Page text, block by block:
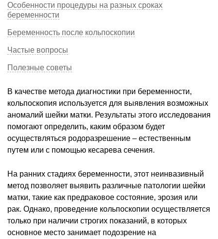
Особенности процедуры на разных сроках
беременности
Беременность после кольпоскопии
Частые вопросы
Полезные советы
В качестве метода диагностики при беременности,
кольпоскопия используется для выявления возможных
аномалий шейки матки. Результаты этого исследования
помогают определить, каким образом будет
осуществляться родоразрешение – естественным
путем или с помощью кесарева сечения.
На ранних стадиях беременности, этот неинвазивный
метод позволяет выявить различные патологии шейки
матки, такие как предраковое состояние, эрозия или
рак. Однако, проведение кольпоскопии осуществляется
только при наличии строгих показаний, в которых
основное место занимает подозрение на